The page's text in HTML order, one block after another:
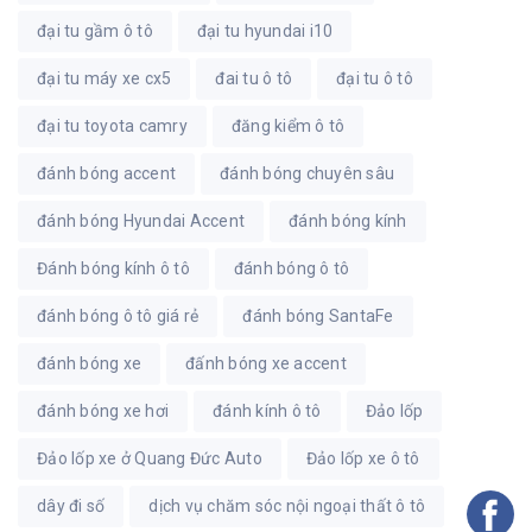
đại tu gầm ô tô đại tu hyundai i10
đại tu máy xe cx5 đai tu ô tô đại tu ô tô
đại tu toyota camry đăng kiểm ô tô
đánh bóng accent đánh bóng chuyên sâu
đánh bóng Hyundai Accent đánh bóng kính
Đánh bóng kính ô tô đánh bóng ô tô
đánh bóng ô tô giá rẻ đánh bóng SantaFe
đánh bóng xe đấnh bóng xe accent
đánh bóng xe hơi đánh kính ô tô Đảo lốp
Đảo lốp xe ở Quang Đức Auto Đảo lốp xe ô tô
dây đi số dịch vụ chăm sóc nội ngoại thất ô tô